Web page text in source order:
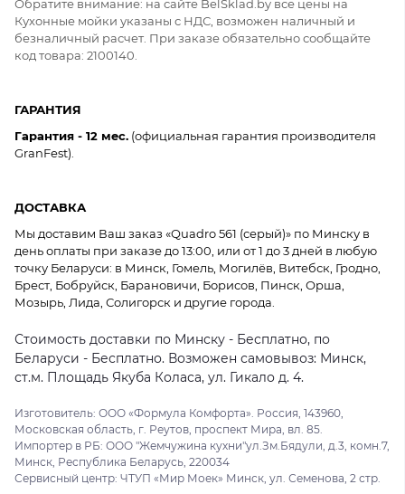
Обратите внимание: на сайте BelSklad.by все цены на
Кухонные мойки указаны с НДС, возможен наличный и
безналичный расчет. При заказе обязательно сообщайте
код товара: 2100140.
ГАРАНТИЯ
Гарантия - 12 мес. (официальная гарантия производителя
GranFest).
ДОСТАВКА
Мы доставим Ваш заказ «Quadro 561 (серый)» по Минску в
день оплаты при заказе до 13:00, или от 1 до 3 дней в любую
точку Беларуси: в Минск, Гомель, Могилёв, Витебск, Гродно,
Брест, Бобруйск, Барановичи, Борисов, Пинск, Орша,
Мозырь, Лида, Солигорск и другие города.
Стоимость доставки по Минску - Бесплатно, по
Беларуси - Бесплатно. Возможен самовывоз: Минск,
ст.м. Площадь Якуба Коласа, ул. Гикало д. 4.
Изготовитель: ООО «Формула Комфорта». Россия, 143960,
Московская область, г. Реутов, проспект Мира, вл. 85.
Импортер в РБ: ООО "Жемчужина кухни"ул.Зм.Бядули, д.3, комн.7,
Минск, Республика Беларусь, 220034
Сервисный центр: ЧТУП «Мир Моек» Минск, ул. Семенова, 2 стр.